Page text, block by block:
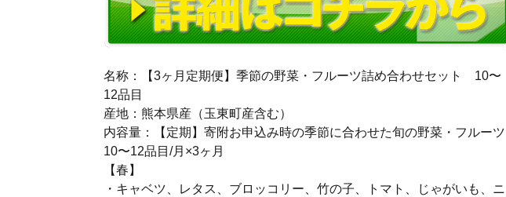
名称：【3ヶ月定期便】季節の野菜・フルーツ詰め合わせセット 10〜
12品目
産地：熊本県産（玉東町産含む）
内容量：【定期】寄附お申込み時の季節に合わせた旬の野菜・フルーツ
10〜12品目/月×3ヶ月
【春】
・キャベツ、レタス、ブロッコリー、竹の子、トマト、じゃがいも、ニ